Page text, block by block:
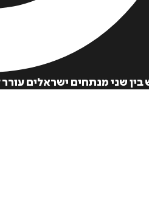
בין שני מנתחים ישראלים